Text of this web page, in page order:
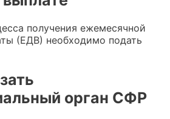
получения ежемесячной
(ЕДВ) необходимо подать
орган СФР